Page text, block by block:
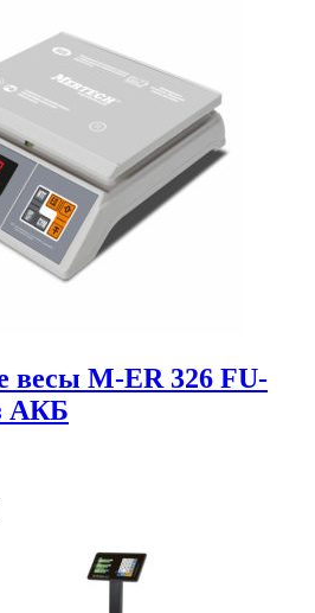
весы M-ER 326 FU-
АКБ